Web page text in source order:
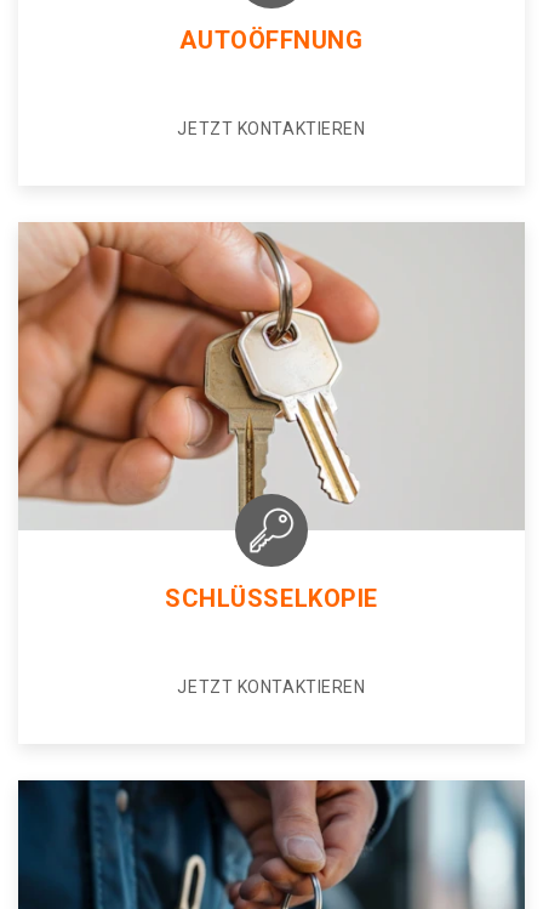
AUTOÖFFNUNG
JETZT KONTAKTIEREN
SCHLÜSSELKOPIE
JETZT KONTAKTIEREN